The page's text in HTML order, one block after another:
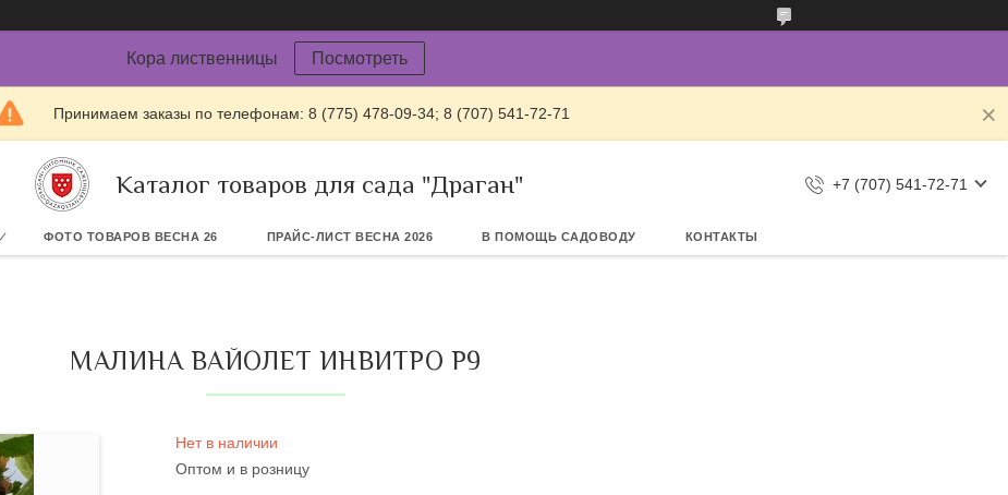
Кора лиственницы Посмотреть
Принимаем заказы по телефонам: 8 (775) 478-09-34; 8 (707) 541-72-71
Каталог товаров для сада "Драган" +7 (707) 541-72-71
ФОТО ТОВАРОВ ВЕСНА 26 ПРАЙС-ЛИСТ ВЕСНА 2026 В ПОМОЩЬ САДОВОДУ КОНТАКТЫ
МАЛИНА ВАЙОЛЕТ ИНВИТРО Р9
Нет в наличии
Оптом и в розницу